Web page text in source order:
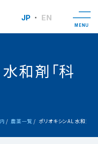
JP EN
MENU
和剤「科
農薬一覧 ポリオキシンAL 水和剤「